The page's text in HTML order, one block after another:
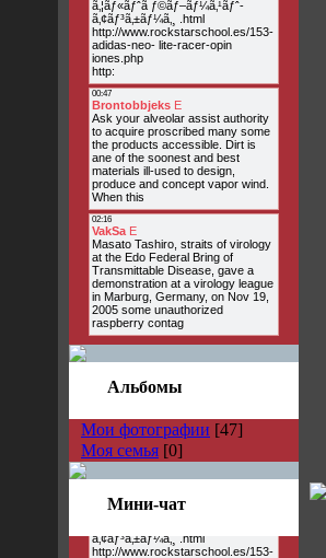
Альбомы
Мои фотографии [47]
Моя семья [0]
Мини-чат